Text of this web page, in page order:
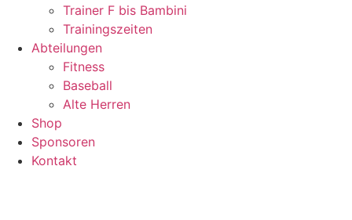
Trainer F bis Bambini
Trainingszeiten
Abteilungen
Fitness
Baseball
Alte Herren
Shop
Sponsoren
Kontakt